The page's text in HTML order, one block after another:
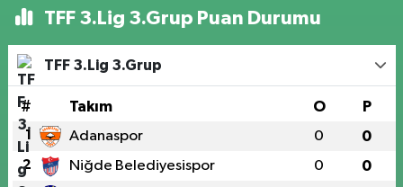
TFF 3.Lig 3.Grup Puan Durumu
TFF 3.Lig 3.Grup
# Takım O P
1 Adanaspor 0 0
2 Niğde Belediyesispor 0 0